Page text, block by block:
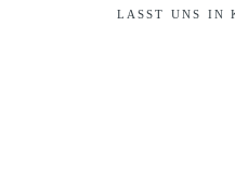
LASST UNS IN